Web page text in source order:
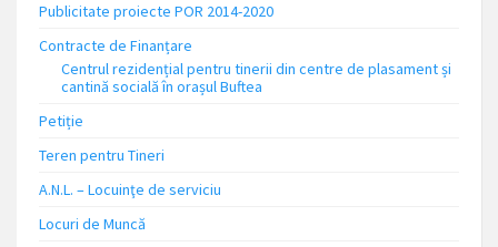
Publicitate proiecte POR 2014-2020
Contracte de Finanțare
Centrul rezidențial pentru tinerii din centre de plasament și
cantină socială în orașul Buftea
Petiție
Teren pentru Tineri
A.N.L. – Locuinţe de serviciu
Locuri de Muncă